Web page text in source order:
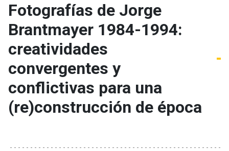
Fotografías de Jorge
Brantmayer 1984-1994:
creatividades
convergentes y
conflictivas para una
(re)construcción de época